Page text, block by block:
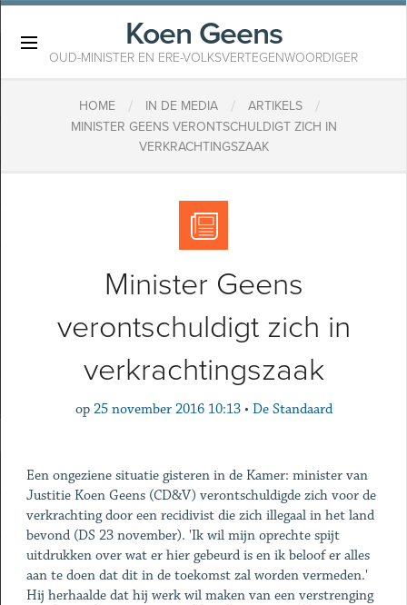
Koen Geens
OUD-MINISTER EN ERE-VOLKSVERTEGENWOORDIGER
HOME / IN DE MEDIA / ARTIKELS /
MINISTER GEENS VERONTSCHULDIGT ZICH IN
VERKRACHTINGSZAAK
Minister Geens
verontschuldigt zich in
verkrachtingszaak
op 25 november 2016 10:13 • De Standaard
Een ongeziene situatie gisteren in de Kamer: minister van
Justitie Koen Geens (CD&V) verontschuldigde zich voor de
verkrachting door een recidivist die zich illegaal in het land
bevond (DS 23 november). 'Ik wil mijn oprechte spijt
uitdrukken over wat er hier gebeurd is en ik beloof er alles
aan te doen dat dit in de toekomst zal worden vermeden.'
Hij herhaalde dat hij werk wil maken van een verstrenging